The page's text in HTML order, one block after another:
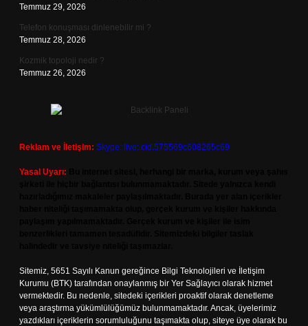
Temmuz 29, 2026
Telefon konuşması dinlenebilir mi ?
Temmuz 28, 2026
Kozmik topoloji nedir ?
Temmuz 26, 2026
Reklam ve İletişim: Skype: live:.cid.575569c608265c69
Yasal Uyarı:
Sitemiz, 5651 Sayılı Kanun gereğince Bilgi Teknolojileri ve İletişim
Kurumu (BTK) tarafından onaylanmış bir Yer Sağlayıcı olarak hizmet
vermektedir. Bu nedenle, sitedeki içerikleri proaktif olarak denetleme
veya araştırma yükümlülüğümüz bulunmamaktadır. Ancak, üyelerimiz
yazdıkları içeriklerin sorumluluğunu taşımakta olup, siteye üye olarak bu